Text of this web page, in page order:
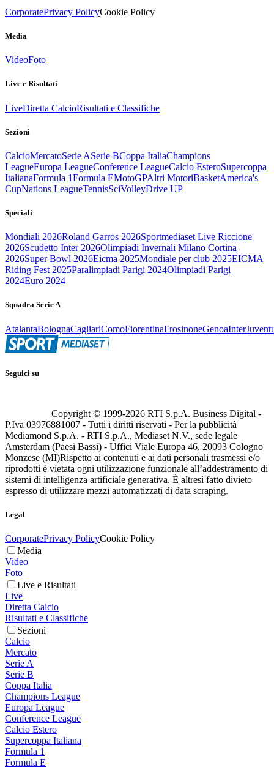
CorporatePrivacy PolicyCookie Policy
Media
VideoFoto
Live e Risultati
LiveDiretta CalcioRisultati e Classifiche
Sezioni
CalcioMercatoSerie ASerie BCoppa ItaliaChampions
LeagueEuropa LeagueConference LeagueCalcio EsteroSupercoppa
ItalianaFormula 1Formula EMotoGPAltri MotoriBasketAmerica's
CupNations LeagueTennisSciVolleyDrive UP
Speciali
Mondiali 2026Roland Garros 2026Sportmediaset Live Riccione
2026Scudetto Inter 2026Olimpiadi Invernali Milano Cortina
2026Super Bowl 2026Eicma 2025Mondiale per club 2025EICMA
Riding Fest 2025Paralimpiadi Parigi 2024Olimpiadi Parigi
2024Euro 2024
Squadra Serie A
AtalantaBolognaCagliariComoFiorentinaFrosinoneGenoaInter
Seguici su
Copyright © 1999-2026 RTI S.p.A. Business Digital -
P.Iva 03976881007 - Tutti i diritti riservati - Per la pubblicità
Mediamond S.p.A. - RTI S.p.A., Mediaset N.V., sede legale
Amsterdam (Paesi Bassi) - Uffici Viale Europa 46, 20093 Cologno
Monzese (MI)Rispetto ai contenuti e ai dati personali trasmessi e/o
riprodotti è vietata ogni utilizzazione funzionale all’addestramento di
sistemi di intelligenza artificiale generativa. È altresì fatto divieto
espresso di utilizzare mezzi automatizzati di data scraping.
Legal
CorporatePrivacy PolicyCookie Policy
Media
Video
Foto
Live e Risultati
Live
Diretta Calcio
Risultati e Classifiche
Sezioni
Calcio
Mercato
Serie A
Serie B
Coppa Italia
Champions League
Europa League
Conference League
Calcio Estero
Supercoppa Italiana
Formula 1
Formula E